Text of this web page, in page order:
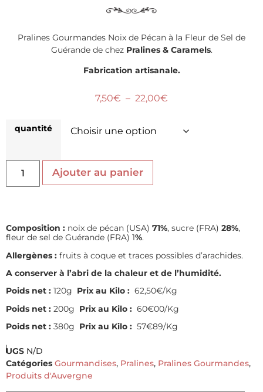
Pralines Gourmandes Noix de Pécan à la Fleur de Sel de
Guérande de chez Pralines & Caramels.
Fabrication artisanale.
7,50€ – 22,00€
quantité
Ajouter au panier
Composition : noix de pécan (USA) 71%, sucre (FRA) 28%,
fleur de sel de Guérande (FRA) 1%.
Allergènes : fruits à coque et traces possibles d’arachides.
A conserver à l’abri de la chaleur et de l’humidité.
Poids net : 120g Prix au Kilo : 62,50€/Kg
Poids net : 200g Prix au Kilo : 60€00/Kg
Poids net : 380g Prix au Kilo : 57€89/Kg
UGS N/D
Catégories Gourmandises, Pralines, Pralines Gourmandes,
Produits d'Auvergne